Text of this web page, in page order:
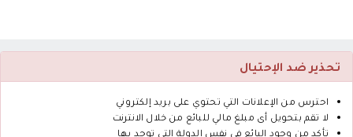
تحذير ضد الإحتيال
احترس من الإعلانات التي تحتوي على بريد إلكتروني
لا تقم بتحويل أى مبلغ مالي للبائع من خلال الانترنت
تأكد من وجود البائع في نفس الدولة التي توجد بها